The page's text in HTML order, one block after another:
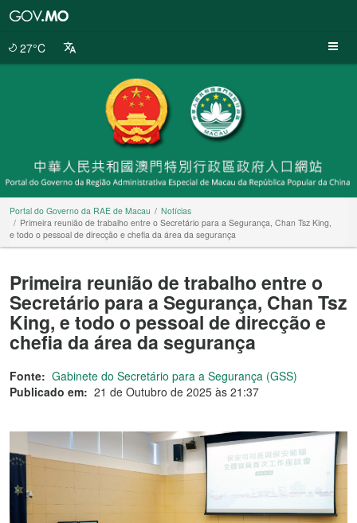
27°C
Portal do Governo da RAE de Macau
Notícias
Primeira reunião de trabalho entre o Secretário para a Segurança, Chan Tsz King,
e todo o pessoal de direcção e chefia da área da segurança
Primeira reunião de trabalho entre o
Secretário para a Segurança, Chan Tsz
King, e todo o pessoal de direcção e
chefia da área da segurança
Fonte: Gabinete do Secretário para a Segurança (GSS)
Publicado em: 21 de Outubro de 2025 às 21:37